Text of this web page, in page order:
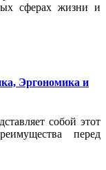
сферах жизни и
Эргономика и
собой этот
перед